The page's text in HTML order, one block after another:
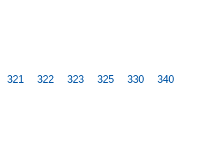
321 322 323 325 330 340